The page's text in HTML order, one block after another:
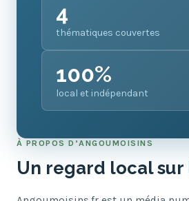
4
thématiques couvertes
100%
local et indépendant
À PROPOS D’ANGOUMOISINS
Un regard local sur